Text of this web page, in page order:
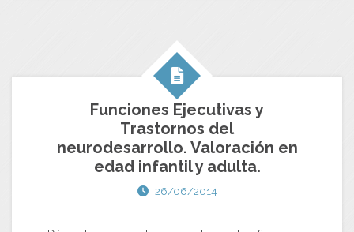
Funciones Ejecutivas y
Trastornos del
neurodesarrollo. Valoración en
edad infantil y adulta.
26/06/2014